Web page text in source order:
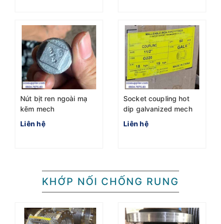
Nút bịt ren ngoài mạ
kẽm mech
Liên hệ
Socket coupling hot
dip galvanized mech
Liên hệ
KHỚP NỐI CHỐNG RUNG